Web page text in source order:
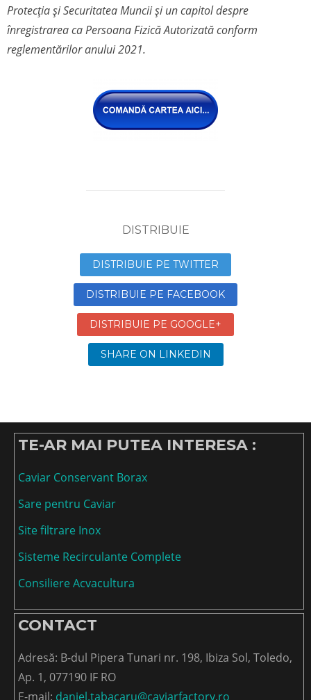
Protecția și Securitatea Muncii și un capitol despre
înregistrarea ca Persoana Fizică Autorizată conform
reglementărilor anului 2021.
DISTRIBUIE
DISTRIBUIE PE TWITTER
DISTRIBUIE PE FACEBOOK
DISTRIBUIE PE GOOGLE+
SHARE ON LINKEDIN
TE-AR MAI PUTEA INTERESA :
Caviar Conservant Borax
Sare pentru Caviar
Site filtrare Inox
Sisteme Recirculante Complete
Consiliere Acvacultura
CONTACT
Adresă: B-dul Pipera Tunari nr. 198, Ibiza Sol, Toledo,
Ap. 1, 077190 IF RO
E-mail: daniel.tabacaru@caviarfactory.ro